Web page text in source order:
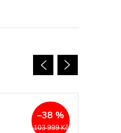
103 999 Kč
–38 %